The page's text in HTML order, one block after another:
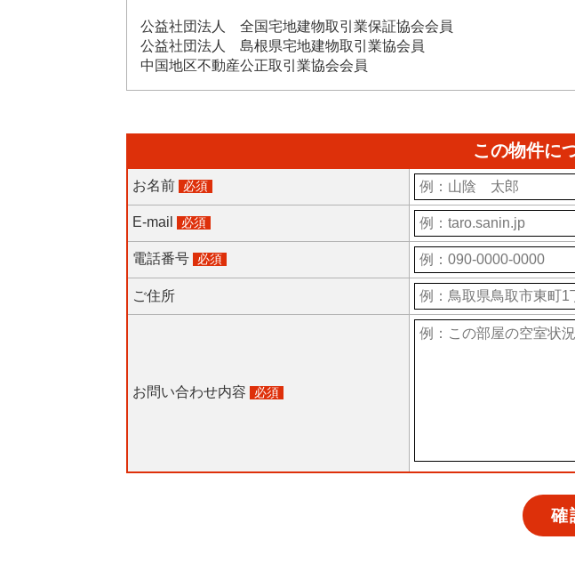
公益社団法人 全国宅地建物取引業保証協会会員
公益社団法人 島根県宅地建物取引業協会員
中国地区不動産公正取引業協会会員